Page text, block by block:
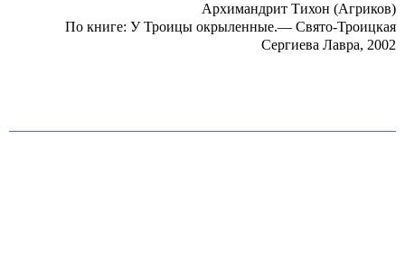
Архимандрит Тихон (Агриков)
По книге: У Троицы окрыленные.— Свято-Троицкая
Сергиева Лавра, 2002